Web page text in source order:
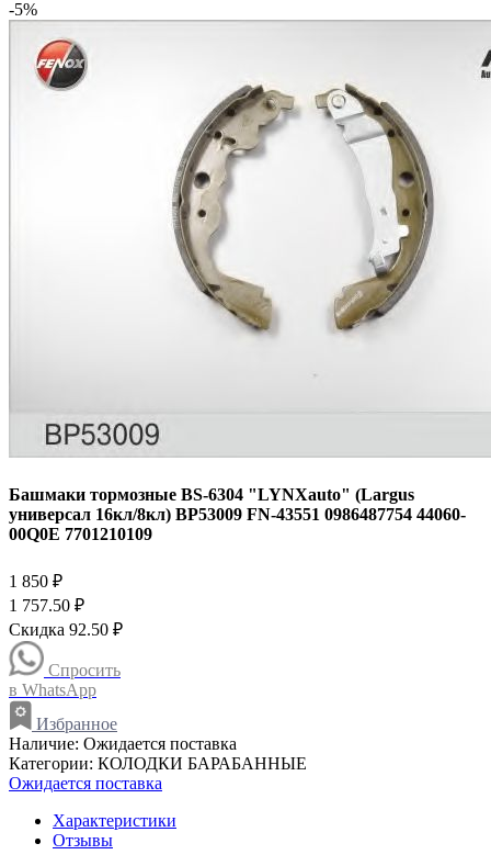
-5%
Башмаки тормозные BS-6304 "LYNXauto" (Largus
универсал 16кл/8кл) BP53009 FN-43551 0986487754 44060-
00Q0E 7701210109
1 850 ₽
1 757.50 ₽
Скидка 92.50 ₽
Спросить
в WhatsApp
Избранное
Наличие: Ожидается поставка
Категории: КОЛОДКИ БАРАБАННЫЕ
Ожидается поставка
Характеристики
Отзывы